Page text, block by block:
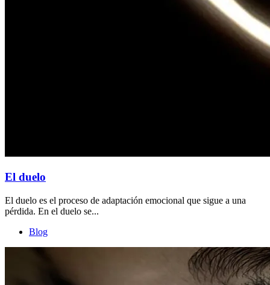
El duelo
El duelo es el proceso de adaptación emocional que sigue a una
pérdida. En el duelo se...
Blog